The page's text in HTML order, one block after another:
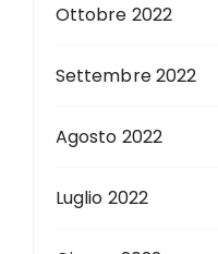
Ottobre 2022
Settembre 2022
Agosto 2022
Luglio 2022